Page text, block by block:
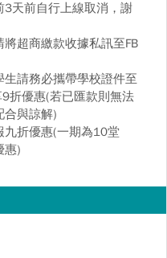
天前自行上線取消，謝
超商繳款收據私訊至FB
請務必攜帶學校證件至
折優惠(若已匯款則無法
合與諒解)
折優惠(一期為10堂
惠)